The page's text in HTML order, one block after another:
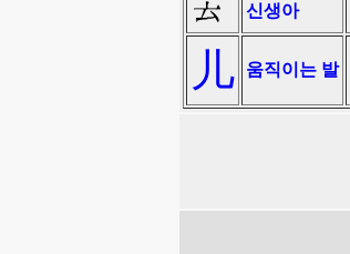
신생아
儿 움직이는 발